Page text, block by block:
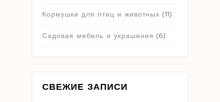
Кормушки для птиц и животных (11)
Садовая мебель и украшения (6)
СВЕЖИЕ ЗАПИСИ